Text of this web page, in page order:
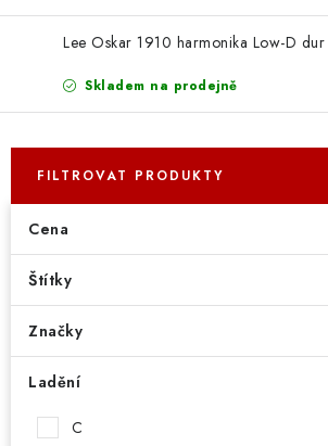
OSTATNÍ STRUNNÉ NÁSTROJE
AKCE A SLEVY
KONTAKTY
O E-SHOPU
OBCHODNÍ PODMÍNKY
ZÁSADY ZPRACOVÁNÍ OSOBNÍCH ÚDAJŮ
KONTAKTY
Lee Oskar 1910 harmonika Low-D dur
Skladem na prodejně
FILTROVAT PRODUKTY
Cena
Štítky
Značky
Ladění
C